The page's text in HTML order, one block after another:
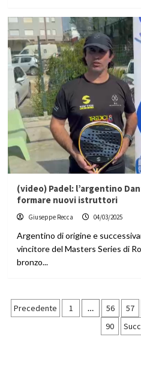
(video) Padel: l’argentino
formare nuovi istruttori
Giuseppe Recca 04/03/2025
Argentino di origine e
vincitore del Masters Series di
bronzo...
Paginazione
Precedente 1 … 56 57
90